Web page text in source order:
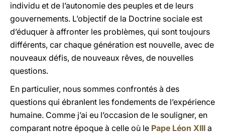
individu et de l’autonomie des peuples et de leurs
gouvernements. L’objectif de la Doctrine sociale est
d’éduquer à affronter les problèmes, qui sont toujours
différents, car chaque génération est nouvelle, avec de
nouveaux défis, de nouveaux rêves, de nouvelles
questions.
En particulier, nous sommes confrontés à des
questions qui ébranlent les fondements de l’expérience
humaine. Comme j’ai eu l’occasion de le souligner, en
comparant notre époque à celle où le Pape Léon XIII a